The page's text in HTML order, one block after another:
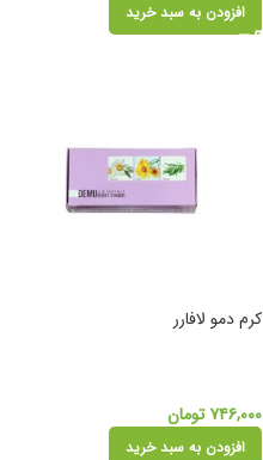
افزودن به سبد خرید
کرم دمو لافارر
۷۴۶,۰۰۰ تومان
افزودن به سبد خرید